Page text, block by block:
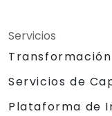
Servicios
Servicios de
Plataforma de